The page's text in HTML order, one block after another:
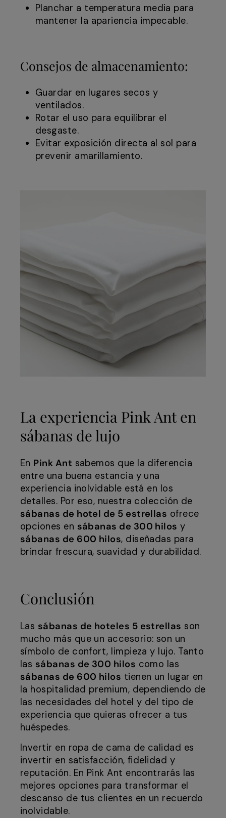
Planchar a temperatura media para
mantener la apariencia impecable.
Consejos de almacenamiento:
Guardar en lugares secos y
ventilados.
Rotar el uso para equilibrar el
desgaste.
Evitar exposición directa al sol para
prevenir amarillamiento.
La experiencia Pink Ant en
sábanas de lujo
En Pink Ant sabemos que la diferencia
entre una buena estancia y una
experiencia inolvidable está en los
detalles. Por eso, nuestra colección de
sábanas de hotel de 5 estrellas ofrece
opciones en sábanas de 300 hilos y
sábanas de 600 hilos, diseñadas para
brindar frescura, suavidad y durabilidad.
Conclusión
Las sábanas de hoteles 5 estrellas son
mucho más que un accesorio: son un
símbolo de confort, limpieza y lujo. Tanto
las sábanas de 300 hilos como las
sábanas de 600 hilos tienen un lugar en
la hospitalidad premium, dependiendo de
las necesidades del hotel y del tipo de
experiencia que quieras ofrecer a tus
huéspedes.
Invertir en ropa de cama de calidad es
invertir en satisfacción, fidelidad y
reputación. En Pink Ant encontrarás las
mejores opciones para transformar el
descanso de tus clientes en un recuerdo
inolvidable.